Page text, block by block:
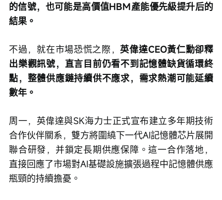
的信號，也可能是高價值HBM產能優先級提升后的
結果。
不過，就在市場恐慌之際，英偉達CEO黃仁勳卻釋
出樂觀訊號，直言目前仍看不到記憶體缺貨循環終
點，整體供應鏈持續供不應求，需求熱潮可能延續
數年。
周一，英偉達與SK海力士正式宣布建立多年期技術
合作伙伴關系，雙方將圍繞下一代AI記憶體芯片展開
聯合研發，并鎖定長期供應保障。這一合作落地，
直接回應了市場對AI基礎設施擴張過程中記憶體供應
瓶頸的持續擔憂。